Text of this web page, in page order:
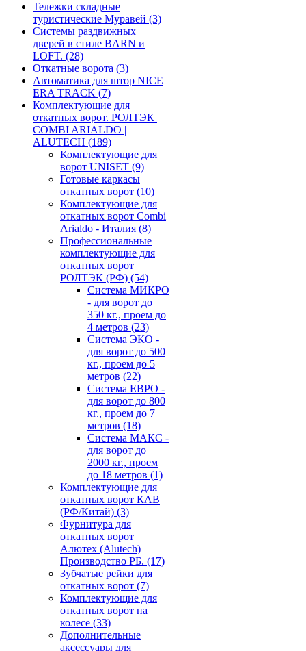
Тележки складные
туристические Муравей (3)
Системы раздвижных
дверей в стиле BARN и
LOFT. (28)
Откатные ворота (3)
Автоматика для штор NICE
ERA TRACK (7)
Комплектующие для
откатных ворот. РОЛТЭК |
COMBI ARIALDO |
ALUTECH (189)
Комплектующие для
ворот UNISET (9)
Готовые каркасы
откатных ворот (10)
Комплектующие для
откатных ворот Combi
Arialdo - Италия (8)
Профессиональные
комплектующие для
откатных ворот
РОЛТЭК (РФ) (54)
Система МИКРО
- для ворот до
350 кг., проем до
4 метров (23)
Система ЭКО -
для ворот до 500
кг., проем до 5
метров (22)
Система ЕВРО -
для ворот до 800
кг., проем до 7
метров (18)
Система МАКС -
для ворот до
2000 кг., проем
до 18 метров (1)
Комплектующие для
откатных ворот КАВ
(РФ/Китай) (3)
Фурнитура для
откатных ворот
Алютех (Alutech)
Производство РБ. (17)
Зубчатые рейки для
откатных ворот (7)
Комплектующие для
откатных ворот на
колесе (33)
Дополнительные
аксессуары для